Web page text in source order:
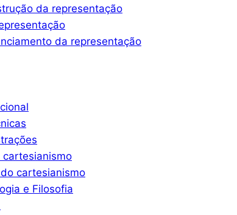
da representação
da representação
cartesianismo
cartesianismo
e Filosofia